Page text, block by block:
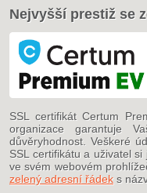
Nejvyšší prestiž se
SSL certifikát Certum
organizace garantuje
důvěryhodnost. Veškeré
SSL certifikátu a uživatel
ve svém webovém
zelený adresní řádek s